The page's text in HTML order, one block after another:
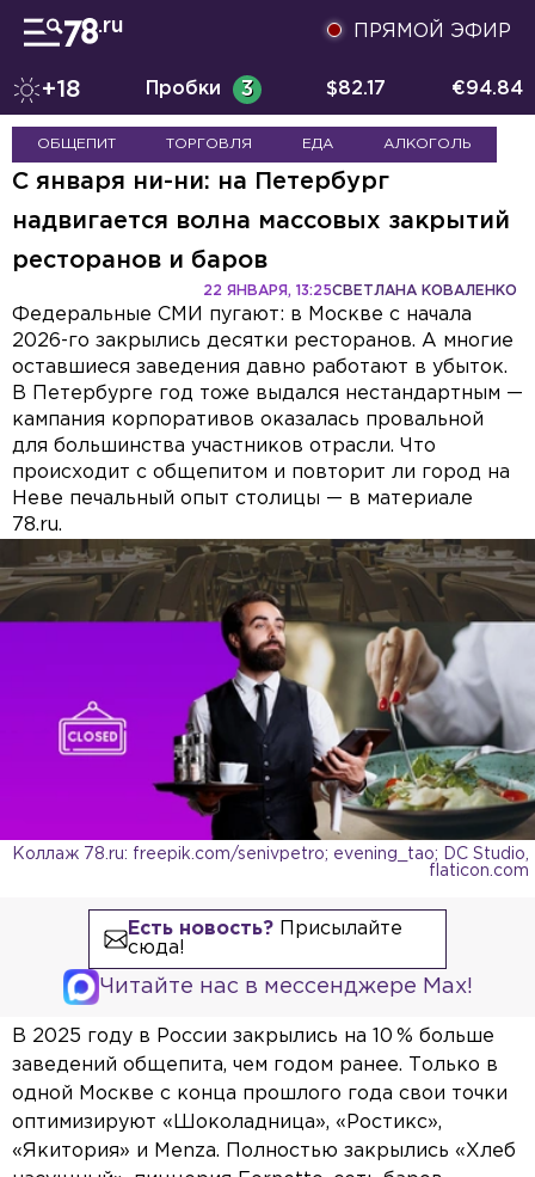
ПРЯМОЙ ЭФИР
+18 Пробки 3 $82.17 €94.84
ОБЩЕПИТ ТОРГОВЛЯ ЕДА АЛКОГОЛЬ
С января ни-ни: на Петербург
надвигается волна массовых закрытий
ресторанов и баров
СВЕТЛАНА КОВАЛЕНКО
22 ЯНВАРЯ, 13:25
Федеральные СМИ пугают: в Москве с начала
2026-го закрылись десятки ресторанов. А многие
оставшиеся заведения давно работают в убыток.
В Петербурге год тоже выдался нестандартным —
кампания корпоративов оказалась провальной
для большинства участников отрасли. Что
происходит с общепитом и повторит ли город на
Неве печальный опыт столицы — в материале
78.ru.
Коллаж 78.ru: freepik.com/senivpetro; evening_tao; DC Studio,
flaticon.com
Есть новость?Присылайте
сюда!
Читайте нас в мессенджере Max!
В 2025 году в России закрылись на 10 % больше
заведений общепита, чем годом ранее. Только в
одной Москве с конца прошлого года свои точки
оптимизируют «Шоколадница», «Ростикс»,
«Якитория» и Menza. Полностью закрылись «Хлеб